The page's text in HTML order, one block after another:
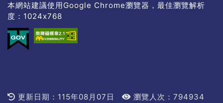
本網站建議使用Google Chrome瀏覽器，最佳瀏覽解析
度：1024x768
更新日期：115年08月07日 瀏覽人次：794934